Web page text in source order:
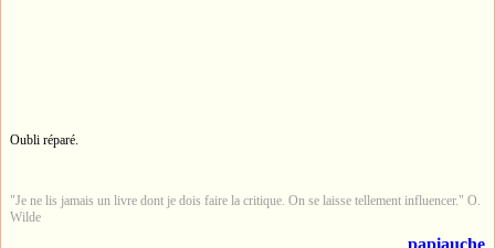
Oubli réparé.
"Je ne lis jamais un livre dont je dois faire la critique. On se laisse tellement influencer." O.
Wilde